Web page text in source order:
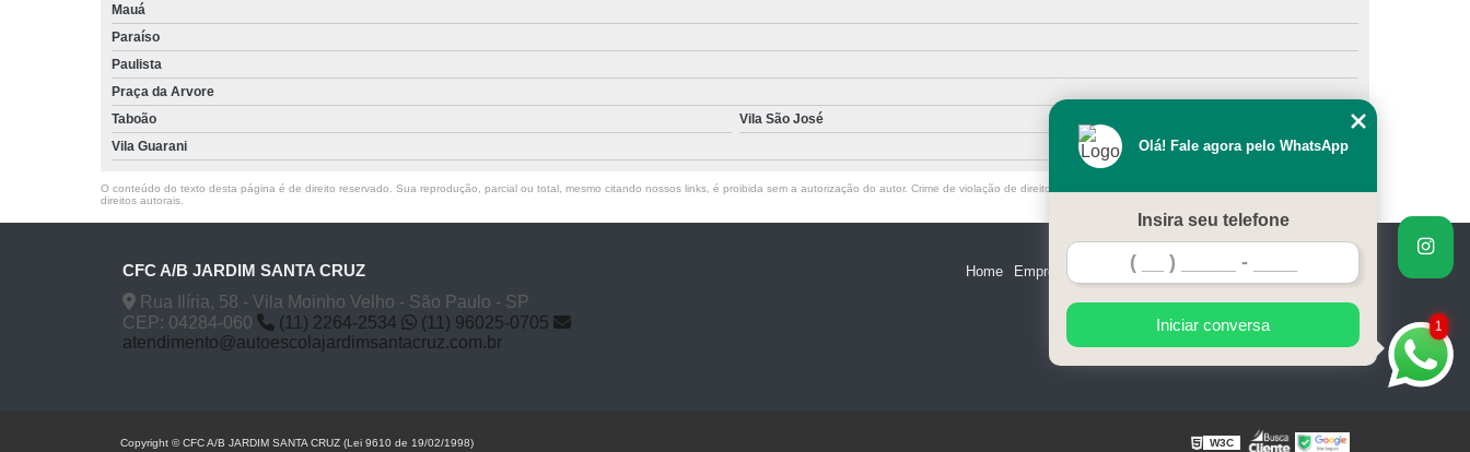
Mauá
Paraíso
Paulista
Praça da Arvore
Taboão
Vila São José
Vila Guarani
O conteúdo do texto desta página é de direito reservado. Sua reprodução, parcial ou total, mesmo citando nossos links, é proibida sem a autorização do autor. Crime de violação de direito autoral – artigo 184 do Código Penal –
direitos autorais
CFC A/B JARDIM SANTA CRUZ
Rua Ilíria, 58 - Vila Moinho Velho - São Paulo - SP
CEP: 04284-060
(11) 2264-2534
(11) 96025-0705
atendimento@autoescolajardimsantacruz.com.br
Home Empresa Serviços Contato Mapa do site
1
Olá! Fale agora pelo WhatsApp
Insira seu telefone
Iniciar conversa
Copyright © CFC A/B JARDIM SANTA CRUZ (Lei 9610 de 19/02/1998) W3C